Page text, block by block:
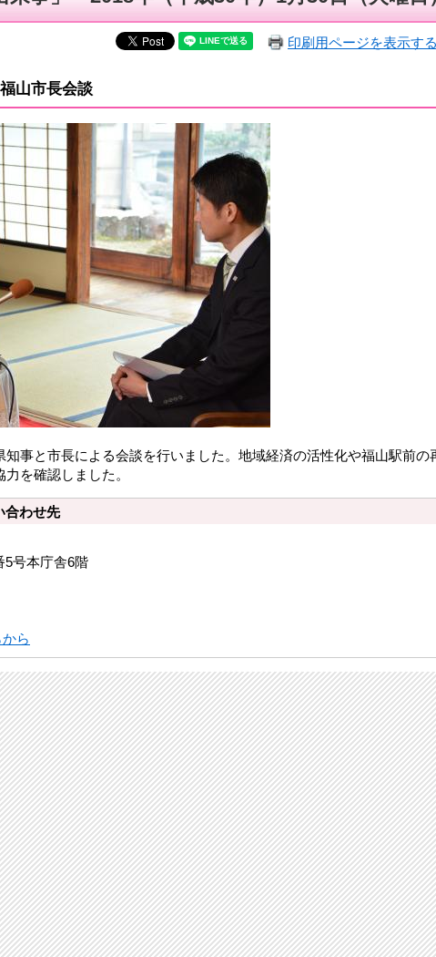
印刷用ページを表示する
山市長会談
事と市長による会談を行いました。地域経済の活性化や福山駅前
を確認しました。
合わせ先
5号本庁舎6階
ら